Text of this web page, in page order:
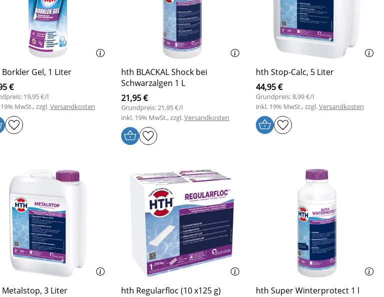
Gel, 1 Liter
€
19,95 €/l
MwSt., zzgl.Versandkosten
hth BLACKAL Shock bei
Schwarzalgen 1 L
21,95 €
Grundpreis: 21,95 €/l
inkl. 19% MwSt., zzgl.Versandkosten
hth Stop-Calc, 5 Liter
44,95 €
Grundpreis: 8,99 €/l
inkl. 19% MwSt., zzgl.Versandkosten
3 Liter
hth Regularfloc (10 x125 g)
hth Super Winterprotect 1 l